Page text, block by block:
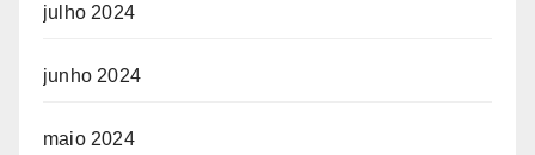
julho 2024
junho 2024
maio 2024